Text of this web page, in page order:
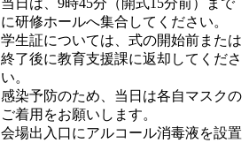
に研修ホールへ集合してください。
学生証については、式の開始前または
終了後に教育支援課に返却してくださ
い。
感染予防のため、当日は各自マスクの
ご着用をお願いします。
会場出入口にアルコール消毒液を設置